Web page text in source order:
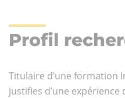
Profil
Titulaire d’une formation
justifies d’une